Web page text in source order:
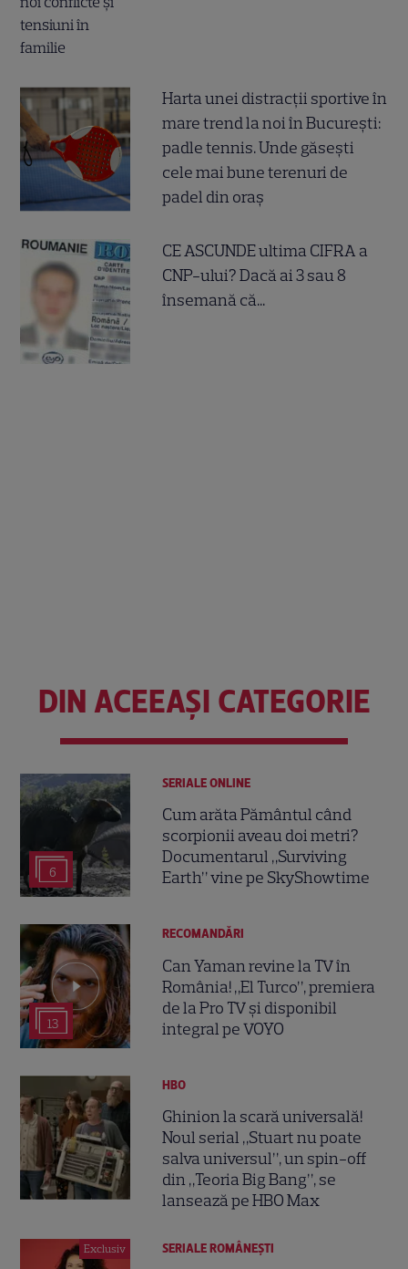
Harta unei distracții sportive în
mare trend la noi în București:
padle tennis. Unde găsești
cele mai bune terenuri de
padel din oraș
CE ASCUNDE ultima CIFRA a
CNP-ului? Dacă ai 3 sau 8
însemană că...
DIN ACEEAȘI CATEGORIE
6
SERIALE ONLINE
Cum arăta Pământul când
scorpionii aveau doi metri?
Documentarul „Surviving
Earth” vine pe SkyShowtime
13
RECOMANDĂRI
Can Yaman revine la TV în
România! „El Turco”, premiera
de la Pro TV și disponibil
integral pe VOYO
HBO
Ghinion la scară universală!
Noul serial „Stuart nu poate
salva universul”, un spin-off
din „Teoria Big Bang”, se
lansează pe HBO Max
Exclusiv SERIALE ROMÂNEŞTI